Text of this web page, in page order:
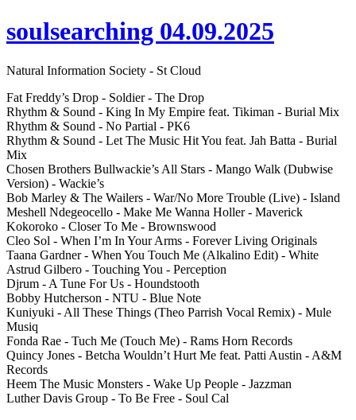
soulsearching 04.09.2025
Natural Information Society - St Cloud
Fat Freddy’s Drop - Soldier - The Drop
Rhythm & Sound - King In My Empire feat. Tikiman - Burial Mix
Rhythm & Sound - No Partial - PK6
Rhythm & Sound - Let The Music Hit You feat. Jah Batta - Burial
Mix
Chosen Brothers Bullwackie’s All Stars - Mango Walk (Dubwise
Version) - Wackie’s
Bob Marley & The Wailers - War/No More Trouble (Live) - Island
Meshell Ndegeocello - Make Me Wanna Holler - Maverick
Kokoroko - Closer To Me - Brownswood
Cleo Sol - When I’m In Your Arms - Forever Living Originals
Taana Gardner - When You Touch Me (Alkalino Edit) - White
Astrud Gilbero - Touching You - Perception
Djrum - A Tune For Us - Houndstooth
Bobby Hutcherson - NTU - Blue Note
Kuniyuki - All These Things (Theo Parrish Vocal Remix) - Mule
Musiq
Fonda Rae - Tuch Me (Touch Me) - Rams Horn Records
Quincy Jones - Betcha Wouldn’t Hurt Me feat. Patti Austin - A&M
Records
Heem The Music Monsters - Wake Up People - Jazzman
Luther Davis Group - To Be Free - Soul Cal